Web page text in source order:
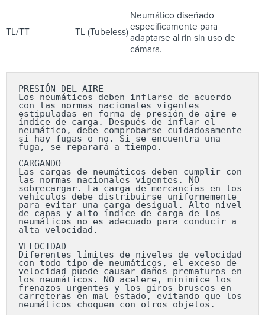
TL/TT TL (Tubeless)
Neumático diseñado
específicamente para
adaptarse al rin sin uso de
cámara.
PRESIÓN DEL AIRE
Los neumáticos deben inflarse de acuerdo
con las normas nacionales vigentes
estipuladas en forma de presión de aire e
índice de carga. Después de inflar el
neumático, debe comprobarse cuidadosamente
si hay fugas o no. Si se encuentra una
fuga, se reparará a tiempo.
CARGANDO
Las cargas de neumáticos deben cumplir con
las normas nacionales vigentes. NO
sobrecargar. La carga de mercancías en los
vehículos debe distribuirse uniformemente
para evitar una carga desigual. Alto nivel
de capas y alto índice de carga de los
neumáticos no es adecuado para conducir a
alta velocidad.
VELOCIDAD
Diferentes límites de niveles de velocidad
con todo tipo de neumáticos, el exceso de
velocidad puede causar daños prematuros en
los neumáticos. NO acelere, minimice los
frenazos urgentes y los giros bruscos en
carreteras en mal estado, evitando que los
neumáticos choquen con otros objetos.